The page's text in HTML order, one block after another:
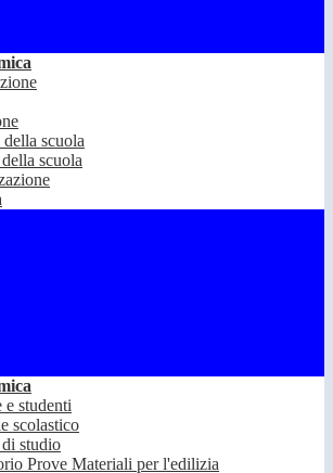
scuola
scuola
e studenti
scolastico
studio
Prove Materiali per l'edilizia